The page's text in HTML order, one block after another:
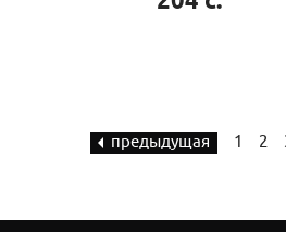
предыдущая 1 2